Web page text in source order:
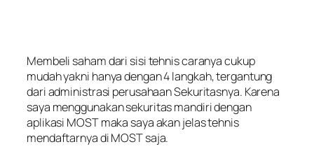
Membeli saham dari sisi tehnis caranya cukup
mudah yakni hanya dengan 4 langkah, tergantung
dari administrasi perusahaan Sekuritasnya. Karena
saya menggunakan sekuritas mandiri dengan
aplikasi MOST maka saya akan jelas tehnis
mendaftarnya di MOST saja.